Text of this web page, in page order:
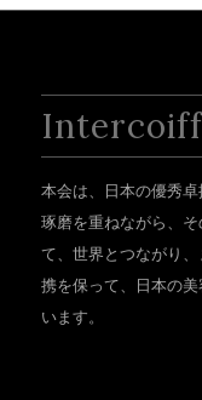
本会は、日本の優秀
琢磨を重ねながら、
て、世界とつながり
携を保って、日本の
います。